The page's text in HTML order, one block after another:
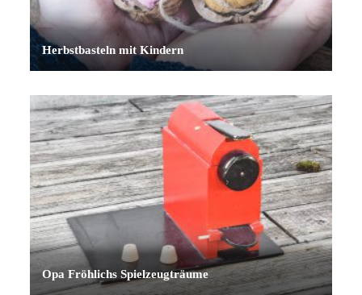
Herbstbasteln mit Kindern
Opa Fröhlichs Spielzeugträume